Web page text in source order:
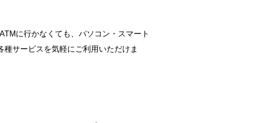
に行かなくても、パソコン・スマート
サービスを気軽にご利用いただけま